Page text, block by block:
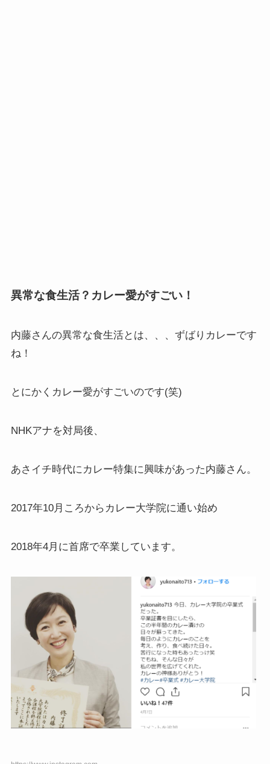
異常な食生活？カレー愛がすごい！
内藤さんの異常な食生活とは、、、ずばりカレーです
ね！
とにかくカレー愛がすごいのです(笑)
NHKアナを対局後、
あさイチ時代にカレー特集に興味があった内藤さん。
2017年10月ころからカレー大学院に通い始め
2018年4月に首席で卒業しています。